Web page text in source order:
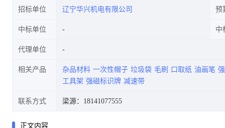
招标单位 辽宁华兴机电有限公司 预
中标单位 中
代理单位
相关产品 杂品材料 一次性帽子 垃圾袋 毛刷 口取纸 油画笔
工具架 强磁标识牌 减速带
联系方式 梁源：18141077555
正文内容